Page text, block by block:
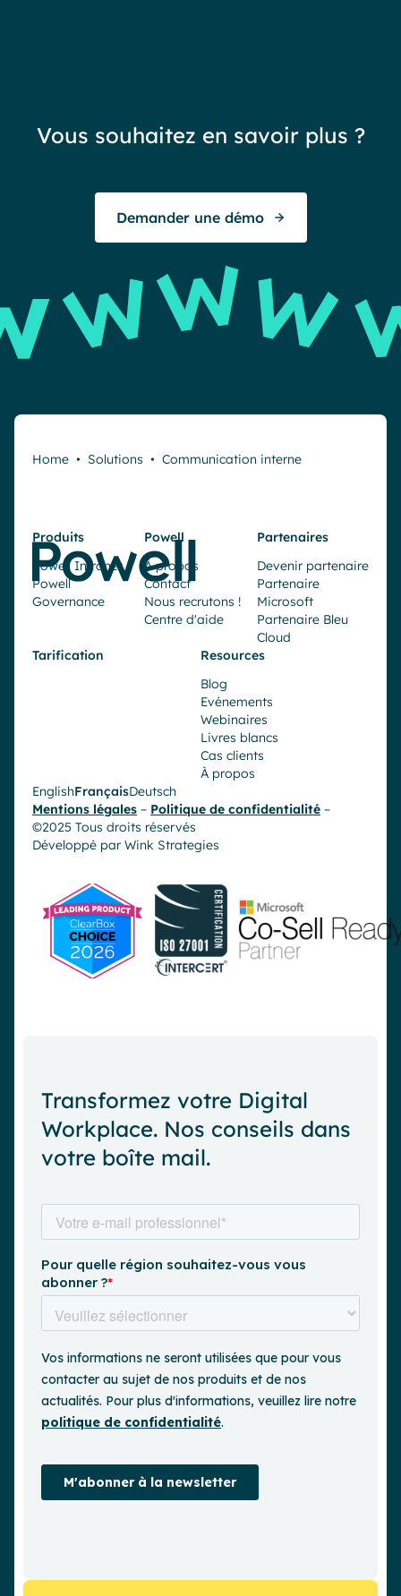
Vous souhaitez en savoir plus ?
Demander une démo
Home • Solutions • Communication interne
Produits
Powell Intranet
Powell
Governance
Powell
À propos
Contact
Nous recrutons !
Centre d'aide
Partenaires
Devenir partenaire
Partenaire
Microsoft
Partenaire Bleu
Cloud
Tarification
Resources
Blog
Evénements
Webinaires
Livres blancs
Cas clients
À propos
EnglishFrançaisDeutsch
Mentions légales – Politique de confidentialité –
©2025 Tous droits réservés
Développé par Wink Strategies
Transformez votre Digital
Workplace. Nos conseils dans
votre boîte mail.